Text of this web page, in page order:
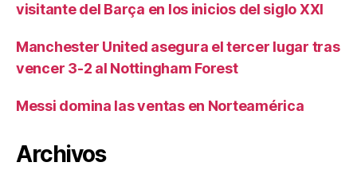
visitante del Barça en los inicios del siglo XXI
Manchester United asegura el tercer lugar tras
vencer 3-2 al Nottingham Forest
Messi domina las ventas en Norteamérica
Archivos